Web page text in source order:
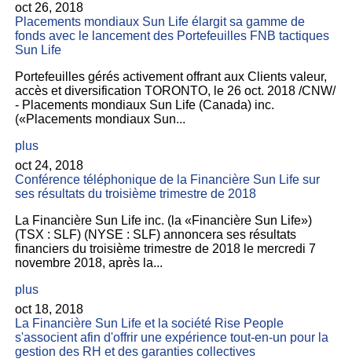
oct 26, 2018
Placements mondiaux Sun Life élargit sa gamme de
fonds avec le lancement des Portefeuilles FNB tactiques
Sun Life
Portefeuilles gérés activement offrant aux Clients valeur,
accès et diversification TORONTO, le 26 oct. 2018 /CNW/
- Placements mondiaux Sun Life (Canada) inc.
(«Placements mondiaux Sun...
plus
oct 24, 2018
Conférence téléphonique de la Financière Sun Life sur
ses résultats du troisième trimestre de 2018
La Financière Sun Life inc. (la «Financière Sun Life»)
(TSX : SLF) (NYSE : SLF) annoncera ses résultats
financiers du troisième trimestre de 2018 le mercredi 7
novembre 2018, après la...
plus
oct 18, 2018
La Financière Sun Life et la société Rise People
s'associent afin d'offrir une expérience tout-en-un pour la
gestion des RH et des garanties collectives